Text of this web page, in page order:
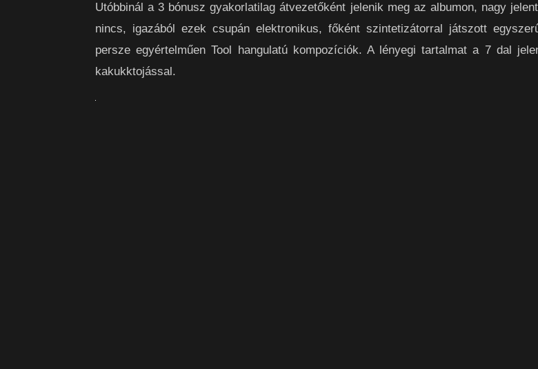
Utóbbinál a 3 bónusz gyakorlatilag átvezetőként jelenik meg az albumon, nagy
nincs, igazából ezek csupán elektronikus, főként szintetizátorral játszott
persze egyértelműen Tool hangulatú kompozíciók. A lényegi tartalmat a 7 dal
kakukktojással.